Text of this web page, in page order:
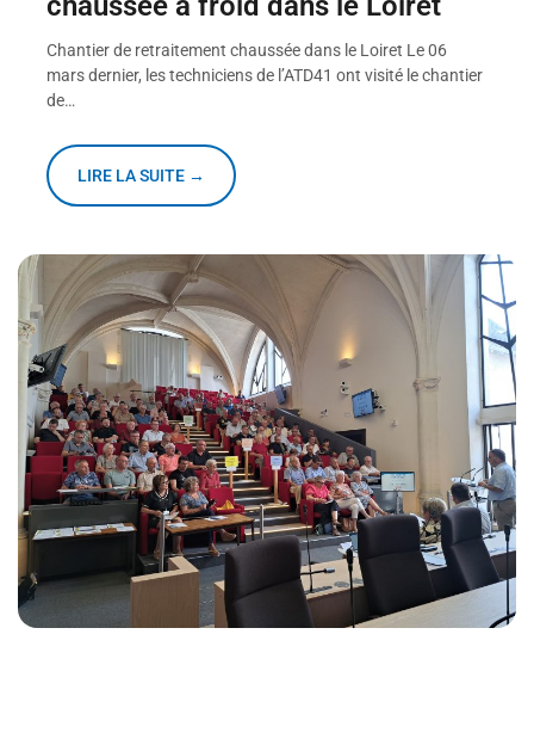
Chantier de retraitement chaussée dans le Loiret Le 06
mars dernier, les techniciens de l’ATD41 ont visité le chantier
de…
LIRE LA SUITE →